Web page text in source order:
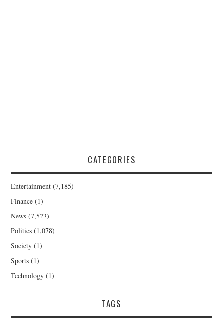
CATEGORIES
Entertainment (7,185)
Finance (1)
News (7,523)
Politics (1,078)
Society (1)
Sports (1)
Technology (1)
TAGS